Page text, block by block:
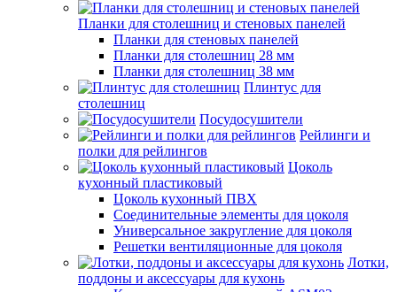
Планки для столешниц и стеновых панелей
Планки для стеновых панелей
Планки для столешниц 28 мм
Планки для столешниц 38 мм
Плинтус для
столешниц
Посудосушители
Рейлинги и
полки для рейлингов
Цоколь
кухонный пластиковый
Цоколь кухонный ПВХ
Соединительные элементы для цоколя
Универсальное закругление для цоколя
Решетки вентиляционные для цоколя
Лотки,
поддоны и аксессуары для кухонь